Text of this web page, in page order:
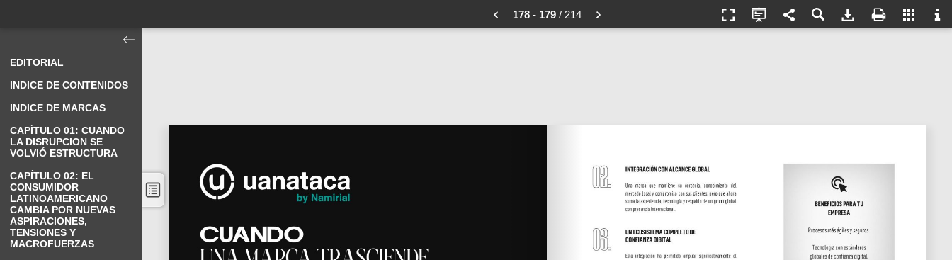
178 - 179/ 214
EDITORIAL
INDICE DE CONTENIDOS
INDICE DE MARCAS
CAPÍTULO 01: CUANDO
LA DISRUPCION SE
VOLVIÓ ESTRUCTURA
CAPÍTULO 02: EL
CONSUMIDOR
LATINOAMERICANO
CAMBIA POR NUEVAS
ASPIRACIONES,
TENSIONES Y
MACROFUERZAS